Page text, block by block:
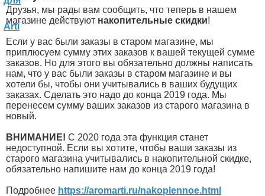
Друзья, мы рады вам сообщить, что теперь в нашем
магазине действуют накопительные скидки!
Если у вас были заказы в старом магазине, мы
приплюсуем сумму этих заказов к вашей текущей сумме
заказов. Но для этого вы обязательно должны написать
нам, что у вас были заказы в старом магазине и вы
хотели бы, чтобы они учитывались в ваших будущих
заказах. Сделать это надо до конца 2019 года. Мы
перенесем сумму ваших заказов из старого магазина в
новый.
ВНИМАНИЕ! С 2020 года эта функция станет
недоступной. Если вы хотите, чтобы ваши заказы из
старого магазина учитывались в накопительной скидке,
обязательно напишите нам до конца 2019 года!
Подробнее https://aromarti.ru/nakoplennoe.html